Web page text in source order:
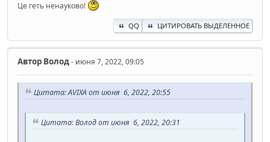
Це геть ненауково!
QQ ЦИТИРОВАТЬ ВЫДЕЛЕННОЕ
Автор Волод- июня 7, 2022, 09:05
Цитата: AVIXA от июня 6, 2022, 20:55
Цитата: Волод от июня 6, 2022, 20:31